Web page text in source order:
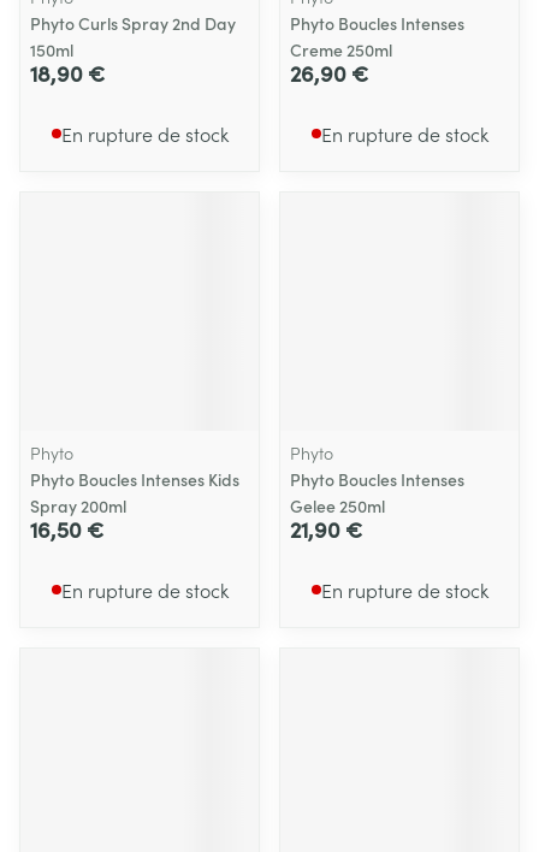
Phyto Curls Spray 2nd Day
150ml
18,90 €
En rupture de stock
Phyto Boucles Intenses
Creme 250ml
26,90 €
En rupture de stock
Phyto
Phyto Boucles Intenses Kids
Spray 200ml
16,50 €
En rupture de stock
Phyto
Phyto Boucles Intenses
Gelee 250ml
21,90 €
En rupture de stock